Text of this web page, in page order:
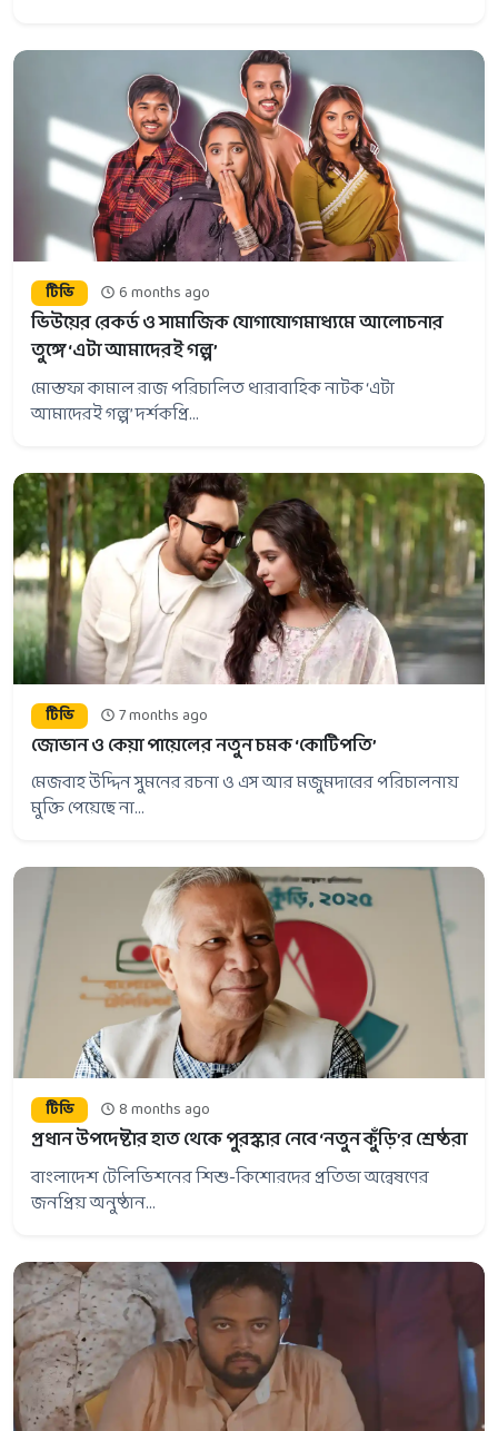
টিভি 6 months ago
ভিউয়ের রেকর্ড ও সামাজিক যোগাযোগমাধ্যমে আলোচনার
তুঙ্গে ‘এটা আমাদেরই গল্প’
মোস্তফা কামাল রাজ পরিচালিত ধারাবাহিক নাটক ‘এটা
আমাদেরই গল্প’ দর্শকপ্রি...
টিভি 7 months ago
জোভান ও কেয়া পায়েলের নতুন চমক ‘কোটিপতি’
মেজবাহ উদ্দিন সুমনের রচনা ও এস আর মজুমদারের পরিচালনায়
মুক্তি পেয়েছে না...
টিভি 8 months ago
প্রধান উপদেষ্টার হাত থেকে পুরস্কার নেবে ‘নতুন কুঁড়ি’র শ্রেষ্ঠরা
বাংলাদেশ টেলিভিশনের শিশু-কিশোরদের প্রতিভা অন্বেষণের
জনপ্রিয় অনুষ্ঠান...